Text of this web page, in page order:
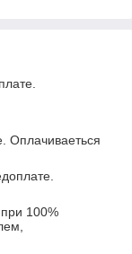
Оплачиваеться
100%